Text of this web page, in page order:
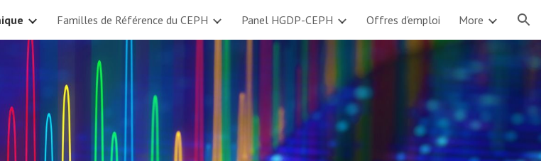
Skip to navigation
Familles de Référence du CEPH Panel HGDP-CEPH Offres d'emploi More